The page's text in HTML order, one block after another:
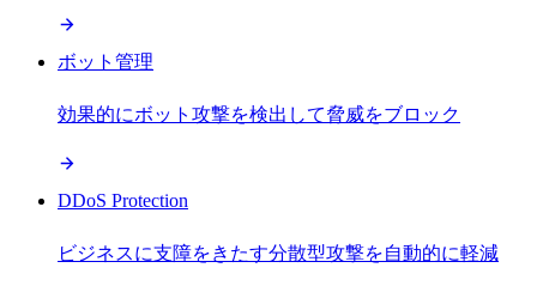
ボット管理
効果的にボット攻撃を検出して脅威をブロック
DDoS Protection
ビジネスに支障をきたす分散型攻撃を自動的に軽減